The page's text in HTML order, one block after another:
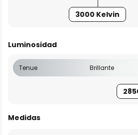
3000 Kelvin
Luminosidad
Tenue Brillante
Medidas